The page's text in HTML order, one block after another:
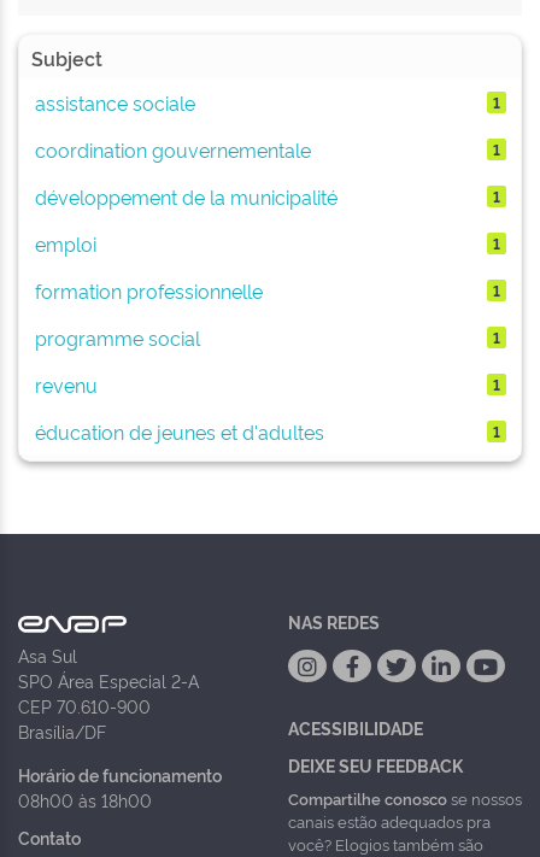
Subject
assistance sociale
1
coordination gouvernementale 1
développement de la municipalité 1
emploi 1
formation professionnelle 1
programme social 1
revenu 1
éducation de jeunes et d'adultes 1
Asa Sul
SPO Área Especial 2-A
CEP 70.610-900
Brasília/DF
Horário de funcionamento
08h00 às 18h00
Contato
NAS REDES
ACESSIBILIDADE
DEIXE SEU FEEDBACK
Compartilhe conoscose nossos
canais estão adequados pra
você? Elogios também são